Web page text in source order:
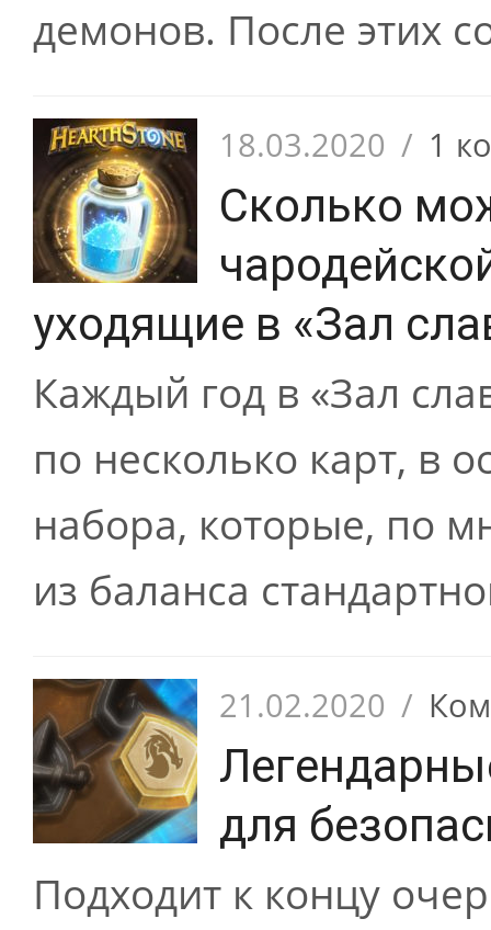
демонов. После этих
18.03.2020 / 1
Сколько
уходящие в «Зал
Каждый год в «Зал
по несколько карт, в
набора, которые, по
из баланса
21.02.2020 /
для
Подходит к концу